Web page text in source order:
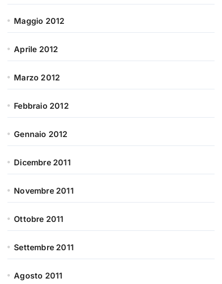
Maggio 2012
Aprile 2012
Marzo 2012
Febbraio 2012
Gennaio 2012
Dicembre 2011
Novembre 2011
Ottobre 2011
Settembre 2011
Agosto 2011